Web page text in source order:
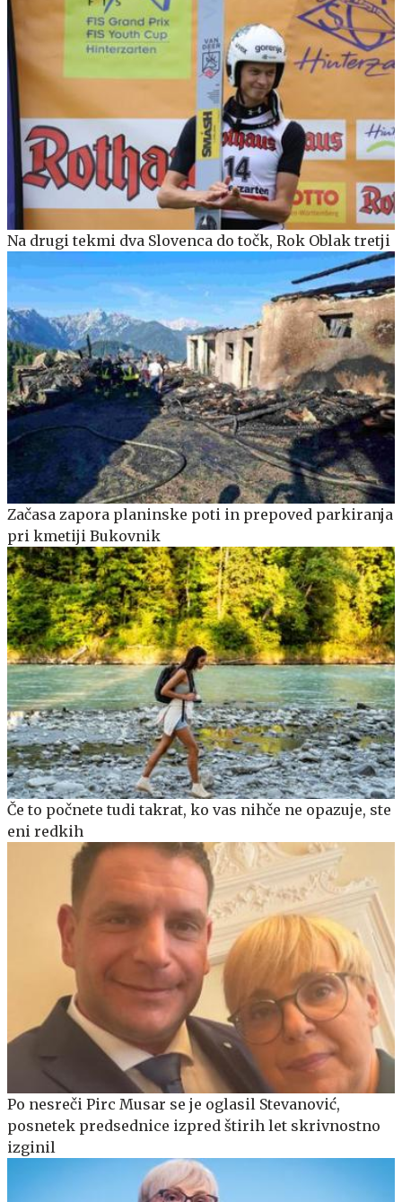
Na drugi tekmi dva Slovenca do točk, Rok Oblak tretji
Začasa zapora planinske poti in prepoved parkiranja
pri kmetiji Bukovnik
Če to počnete tudi takrat, ko vas nihče ne opazuje, ste
eni redkih
Po nesreči Pirc Musar se je oglasil Stevanović,
posnetek predsednice izpred štirih let skrivnostno
izginil